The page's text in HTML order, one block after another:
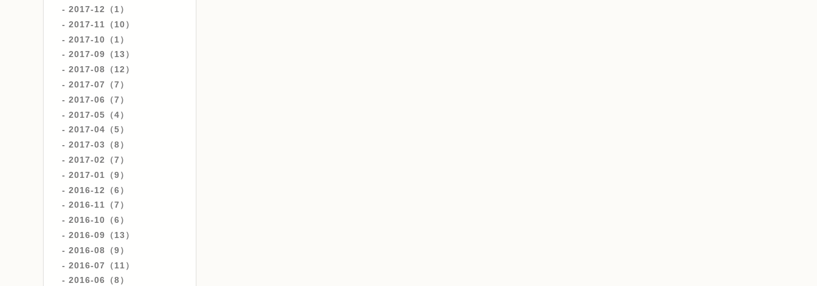
2017-12（1）
2017-11（10）
2017-10（1）
2017-09（13）
2017-08（12）
2017-07（7）
2017-06（7）
2017-05（4）
2017-04（5）
2017-03（8）
2017-02（7）
2017-01（9）
2016-12（6）
2016-11（7）
2016-10（6）
2016-09（13）
2016-08（9）
2016-07（11）
2016-06（8）